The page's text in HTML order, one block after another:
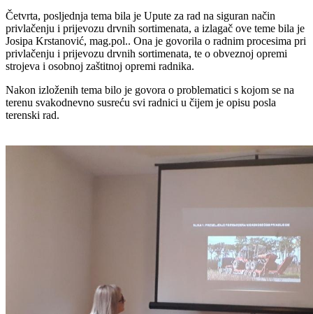
Četvrta, posljednja tema bila je Upute za rad na siguran način
privlačenju i prijevozu drvnih sortimenata, a izlagač ove teme bila je
Josipa Krstanović, mag.pol.. Ona je govorila o radnim procesima pri
privlačenju i prijevozu drvnih sortimenata, te o obveznoj opremi
strojeva i osobnoj zaštitnoj opremi radnika.
Nakon izloženih tema bilo je govora o problematici s kojom se na
terenu svakodnevno susreću svi radnici u čijem je opisu posla
terenski rad.